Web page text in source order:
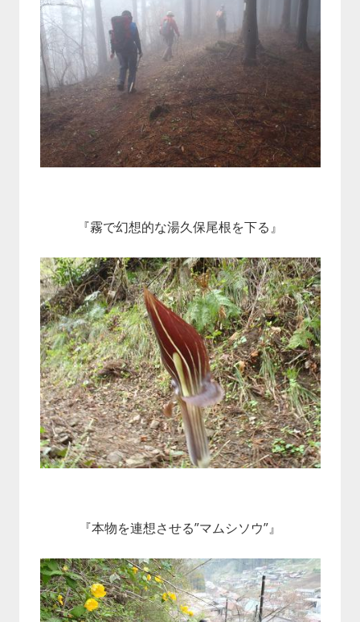
『霧で幻想的な湯久保尾根を下る』
『本物を連想させる”マムシソウ”』